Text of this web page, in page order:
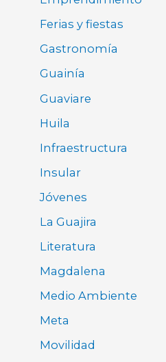
Ferias y fiestas
Gastronomía
Guainía
Guaviare
Huila
Infraestructura
Insular
Jóvenes
La Guajira
Literatura
Magdalena
Medio Ambiente
Meta
Movilidad